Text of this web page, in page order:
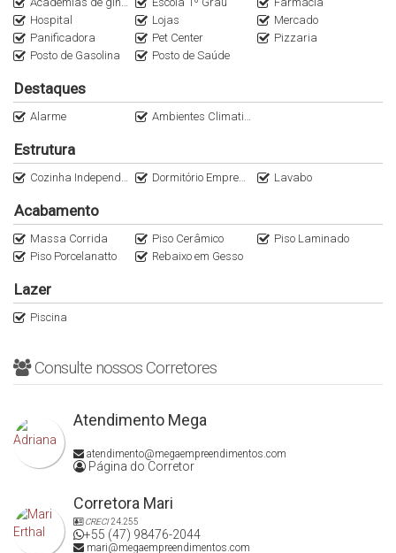
Hospital
Lojas
Mercado
Panificadora
Pet Center
Pizzaria
Posto de Gasolina
Posto de Saúde
Destaques
Alarme Ambientes Climatizados
Estrutura
Cozinha Independente Dormitório Empregada Lavabo
Acabamento
Massa Corrida Piso Cerâmico
Piso Laminado
Piso Porcelanatto
Rebaixo em Gesso
Lazer
Piscina
Consulte nossos Corretores
Atendimento Mega
atendimento@megaempreendimentos.com
Página do Corretor
Corretora Mari
CRECI24.255
+55 (47) 98476-2044
mari@megaempreendimentos.com